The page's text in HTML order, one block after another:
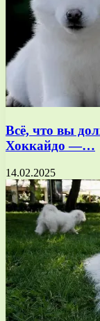
Всё, что вы
Хоккайдо —…
14.02.2025